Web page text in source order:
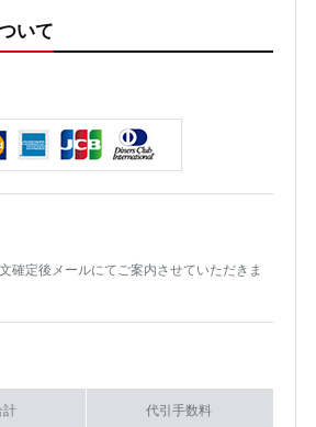
いて
確定後メールにてご案内させていただきま
計 代引手数料